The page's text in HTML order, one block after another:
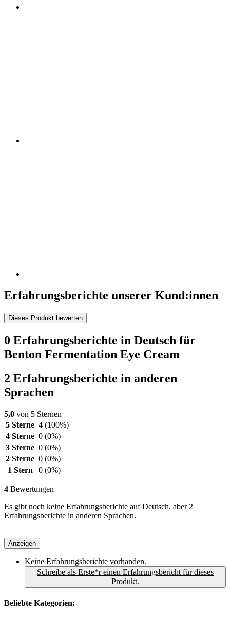
Erfahrungsberichte unserer Kund:innen
Dieses Produkt bewerten
0 Erfahrungsberichte in Deutsch für
Benton Fermentation Eye Cream
2 Erfahrungsberichte in anderen
Sprachen
5,0 von 5 Sternen
5 Sterne 4 (100%)
4 Sterne 0 (0%)
3 Sterne 0 (0%)
2 Sterne 0 (0%)
1 Stern
0 (0%)
4 Bewertungen
Es gibt noch keine Erfahrungsberichte auf Deutsch, aber 2
Erfahrungsberichte in anderen Sprachen.
Anzeigen
Keine Erfahrungsberichte vorhanden.
Schreibe als Erste*r einen Erfahrungsbericht für dieses
Produkt.
Beliebte Kategorien: